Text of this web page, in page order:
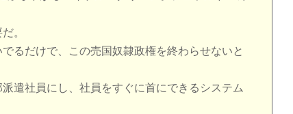
。
るだけで、この売国奴隷政権を終わらせないと
遣社員にし、社員をすぐに首にできるシステム